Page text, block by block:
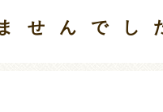
せんでし